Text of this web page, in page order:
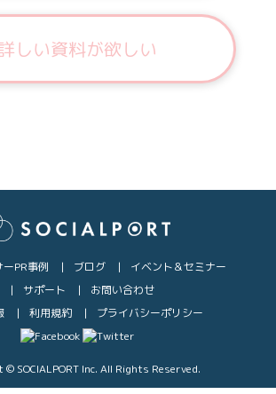
しい資料が欲しい
PR事例 ブログ
イベント＆セミナー
サポート
お問い合わせ
利用規約 プライバシーポリシー
SOCIALPORT Inc. All Rights Reserved.